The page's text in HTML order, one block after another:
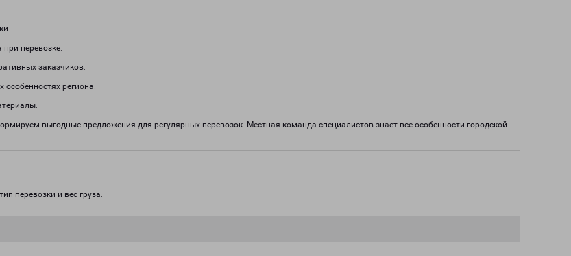
перевозке.
заказчиков.
региона.
выгодные предложения для регулярных перевозок. Местная команда специалистов знает все особенности городской
перевозки и вес груза.